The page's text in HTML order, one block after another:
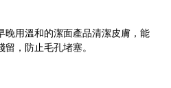
晚用溫和的潔面產品清潔皮膚，能
，防止毛孔堵塞。